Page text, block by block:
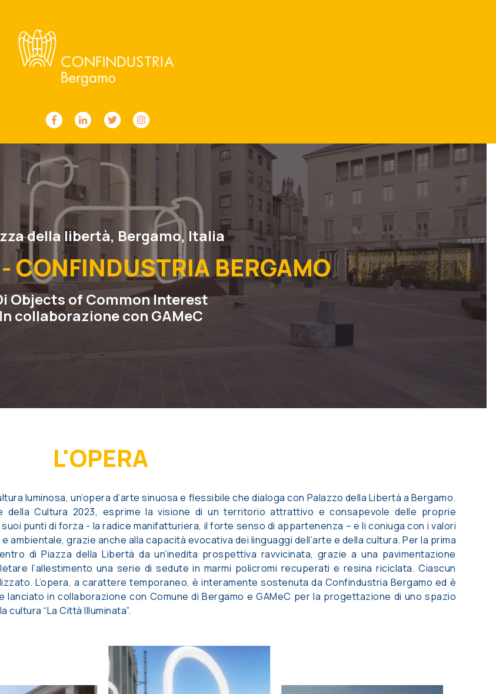
della libertà, Bergamo, Italia
CONFINDUSTRIA BERGAMO
Objects of Common Interest
In collaborazione con GAMeC
L'OPERA
luminosa, un’opera d’arte sinuosa e flessibile che dialoga con Palazzo della Libertà a Bergamo.
della Cultura 2023, esprime la visione di un territorio attrattivo e consapevole delle proprie
punti di forza - la radice manifatturiera, il forte senso di appartenenza – e li coniuga con i valori
ambientale, grazie anche alla capacità evocativa dei linguaggi dell’arte e della cultura. Per la prima
di Piazza della Libertà da un’inedita prospettiva ravvicinata, grazie a una pavimentazione
l’allestimento una serie di sedute in marmi policromi recuperati e resina riciclata. Ciascun
L’opera, a carattere temporaneo, è interamente sostenuta da Confindustria Bergamo ed è
in collaborazione con Comune di Bergamo e GAMeC per la progettazione di uno spazio
“La Città Illuminata”.